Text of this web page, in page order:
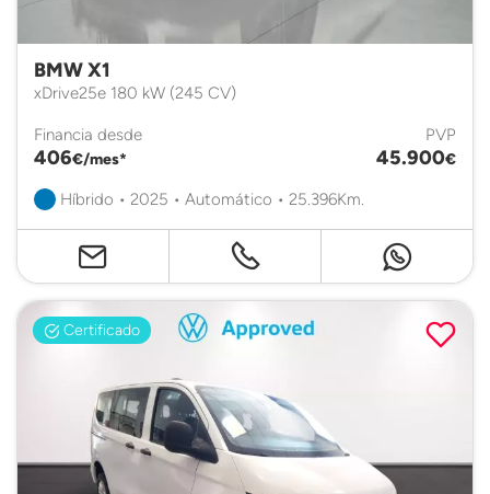
BMW X1
xDrive25e 180 kW (245 CV)
Financia desde
406€/mes*
PVP
45.900€
Híbrido • 2025 • Automático • 25.396Km.
Certificado